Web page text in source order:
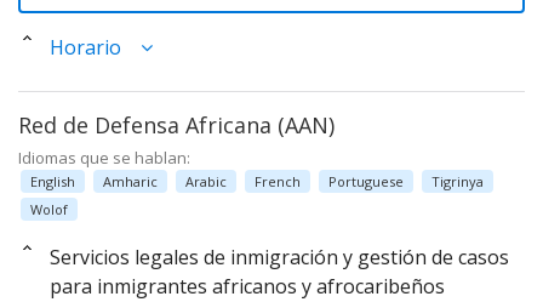
Horario
Red de Defensa Africana (AAN)
Idiomas que se hablan:
English Amharic Arabic French Portuguese
Tigrinya
Wolof
Servicios legales de inmigración y gestión de casos
para inmigrantes africanos y afrocaribeños